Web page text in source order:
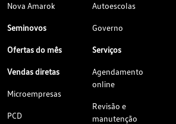
Nova Amarok
Seminovos
Ofertas do mês
Vendas diretas
Microempresas
PCD
Autoescolas
Governo
Serviços
Agendamento
online
Revisão e
manutenção